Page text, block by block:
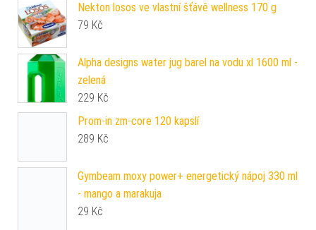
Nekton losos ve vlastní šťávě wellness 170 g
79 Kč
Alpha designs water jug barel na vodu xl 1600 ml -
zelená
229 Kč
Prom-in zm-core 120 kapslí
289 Kč
Gymbeam moxy power+ energetický nápoj 330 ml
- mango a marakuja
29 Kč